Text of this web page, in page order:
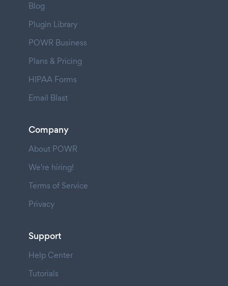
Blog
Plugin Library
POWR Business
Plans & Pricing
HIPAA Forms
Email Blast
Company
About POWR
We're hiring!
Terms of Service
Privacy
Support
Help Center
Tutorials